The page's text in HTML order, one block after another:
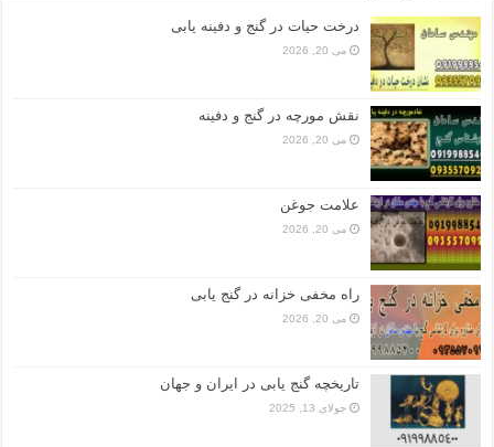
درخت حیات در گنج و دفینه یابی
می 20, 2026
نقش مورچه در گنج و دفینه
می 20, 2026
علامت جوغن
می 20, 2026
راه مخفی خزانه در گنج یابی
می 20, 2026
تاریخچه گنج‌ یابی در ایران و جهان
جولای 13, 2025